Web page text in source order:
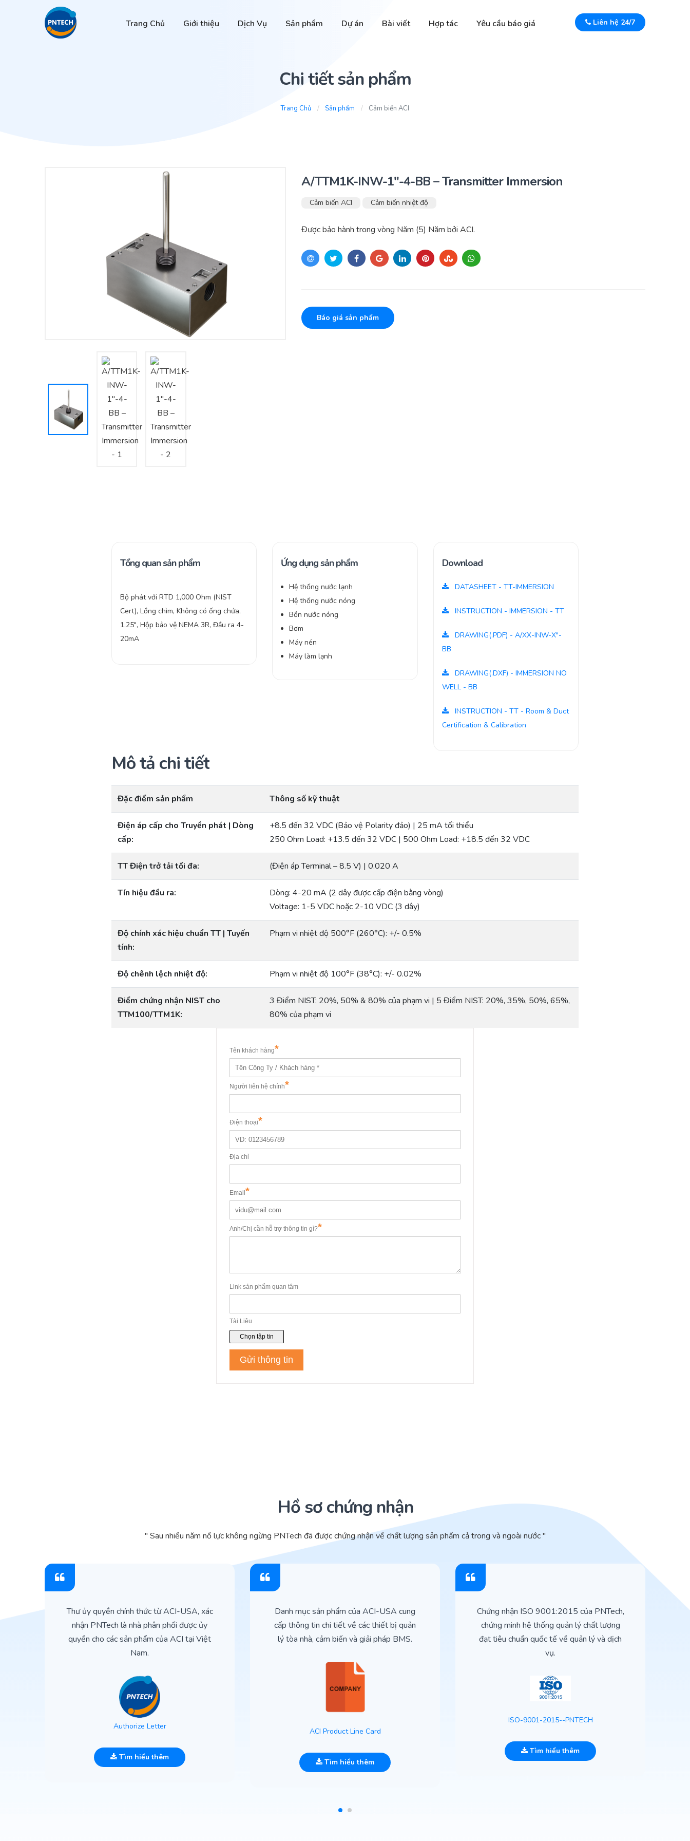
Trang Chủ Giới thiệu Dịch Vụ Sản phẩm Dự án Bài viết Hợp tác Yêu cầu báo giá Liên hệ 24/7
Chi tiết sản phẩm
Trang Chủ Sản phẩm Cảm biến ACI
A/TTM1K-INW-1″-4-BB – Transmitter Immersion
Cảm biến ACI Cảm biến nhiệt độ
Được bảo hành trong vòng Năm (5) Năm bởi ACI.
Báo giá sản phẩm
Tổng quan sản phẩm
Bộ phát với RTD 1,000 Ohm (NIST
Cert), Lồng chìm, Không có ống chứa,
1.25″, Hộp bảo vệ NEMA 3R, Đầu ra 4-
20mA
Ứng dụng sản phẩm
Hệ thống nước lạnh
Hệ thống nước nóng
Bồn nước nóng
Bơm
Máy nén
Máy làm lạnh
Download
DATASHEET - TT-IMMERSION
INSTRUCTION - IMMERSION - TT
DRAWING(.PDF) - A/XX-INW-X"-
BB
DRAWING(.DXF) - IMMERSION NO
WELL - BB
INSTRUCTION - TT - Room & Duct
Certification & Calibration
Mô tả chi tiết
Đặc điểm sản phẩm Thông số kỹ thuật
Điện áp cấp cho Truyền phát | Dòng
cấp:
+8.5 đến 32 VDC (Bảo vệ Polarity đảo) | 25 mA tối thiểu
250 Ohm Load: +13.5 đến 32 VDC | 500 Ohm Load: +18.5 đến 32 VDC
TT Điện trở tải tối đa: (Điện áp Terminal – 8.5 V) | 0.020 A
Tín hiệu đầu ra:
Dòng: 4-20 mA (2 dây được cấp điện bằng vòng)
Voltage: 1-5 VDC hoặc 2-10 VDC (3 dây)
Độ chính xác hiệu chuẩn TT | Tuyến
tính:
Phạm vi nhiệt độ 500°F (260°C): +/- 0.5%
Độ chênh lệch nhiệt độ: Phạm vi nhiệt độ 100°F (38°C): +/- 0.02%
Điểm chứng nhận NIST cho
TTM100/TTM1K:
3 Điểm NIST: 20%, 50% & 80% của phạm vi | 5 Điểm NIST: 20%, 35%, 50%, 65%,
80% của phạm vi
Hồ sơ chứng nhận
" Sau nhiều năm nổ lực không ngừng PNTech đã được chứng nhận về chất lượng sản phẩm cả trong và ngoài nước "
Thư ủy quyền chính thức từ ACI-USA, xác
nhận PNTech là nhà phân phối được ủy
quyền cho các sản phẩm của ACI tại Việt
Nam.
Authorize Letter
Tìm hiểu thêm
Danh mục sản phẩm của ACI-USA cung
cấp thông tin chi tiết về các thiết bị quản
lý tòa nhà, cảm biến và giải pháp BMS.
ACI Product Line Card
Tìm hiểu thêm
Chứng nhận ISO 9001:2015 của PNTech,
chứng minh hệ thống quản lý chất lượng
đạt tiêu chuẩn quốc tế về quản lý và dịch
vụ.
ISO-9001-2015--PNTECH
Tìm hiểu thêm